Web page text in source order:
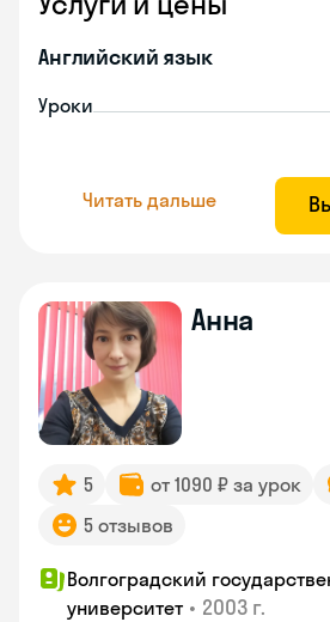
Английский язык
Уроки
Читать дальше
Анна
5 от 1090 ₽ за урок
5 отзывов
Волгоградский
университет • 2003 г.